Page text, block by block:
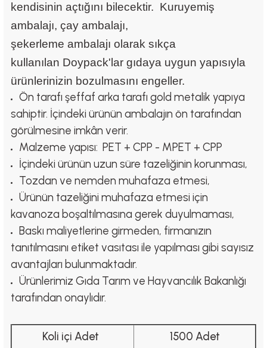
kendisinin açtığını bilecektir. Kuruyemiş
ambalajı, çay ambalajı,
şekerleme ambalajı olarak sıkça
kullanılan Doypack'lar gıdaya uygun yapısıyla
ürünlerinizin bozulmasını engeller.
Ön tarafı şeffaf arka tarafı gold metalik yapıya
sahiptir. İçindeki ürünün ambalajın ön tarafından
görülmesine imkân verir.
Malzeme yapısı: PET + CPP - MPET + CPP
İçindeki ürünün uzun süre tazeliğinin korunması,
Tozdan ve nemden muhafaza etmesi,
Ürünün tazeliğini muhafaza etmesi için
kavanoza boşaltılmasına gerek duyulmaması,
Baskı maliyetlerine girmeden, firmanızın
tanıtılmasını etiket vasıtası ile yapılması gibi sayısız
avantajları bulunmaktadır.
Ürünlerimiz Gıda Tarım ve Hayvancılık Bakanlığı
tarafından onaylıdır.
Koli içi Adet 1500 Adet